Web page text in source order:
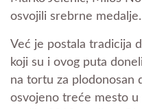
osvojili srebrne medalje.
Već je postala tradicija
koji su i ovog puta
na tortu za plodonosan
osvojeno treće mesto u